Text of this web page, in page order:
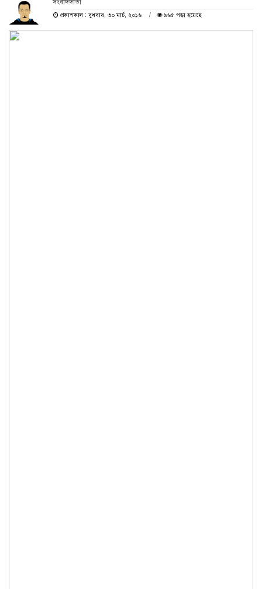
সংবাদদাতা
প্রকাশকাল : বুধবার, ৩০ মার্চ, ২০১৬
৯৬৫ পড়া হয়েছে